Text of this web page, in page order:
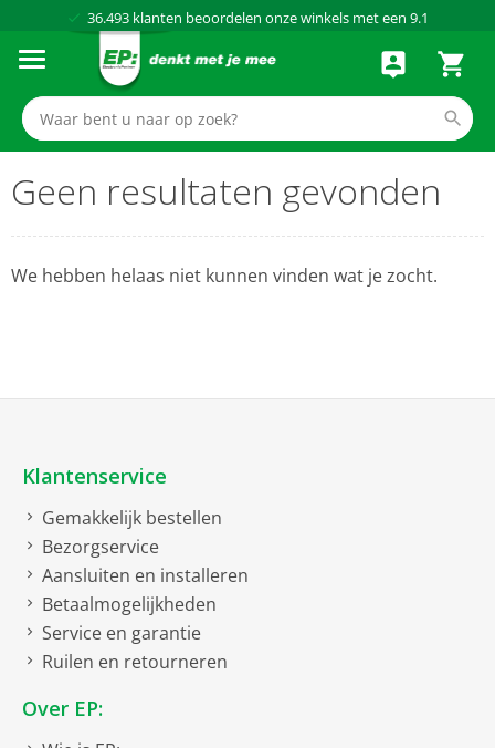
36.493 klanten beoordelen onze winkels met een 9.1
Al meer dan
dé elektronicaspecialist
Achteraf betalen via Klarna
Geen resultaten gevonden
We hebben helaas niet kunnen vinden wat je zocht.
Klantenservice
Gemakkelijk bestellen
Bezorgservice
Aansluiten en installeren
Betaalmogelijkheden
Service en garantie
Ruilen en retourneren
Over EP: